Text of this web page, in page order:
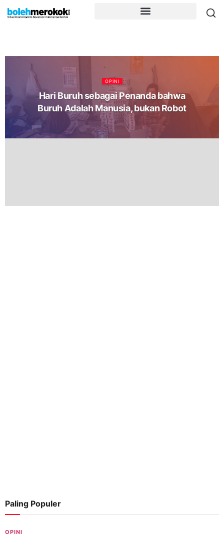
OPINI
Hari Buruh sebagai Penanda bahwa
Buruh Adalah Manusia, bukan Robot
Paling Populer
OPINI